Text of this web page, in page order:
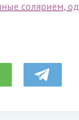
солярием,